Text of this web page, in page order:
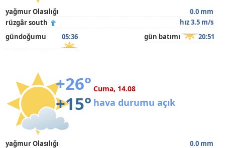
yağmur Olasılığı
0.0 mm
rüzgâr south
hız 3.5 m/s
gündoğumu
05:36 gün batımı 20:51
+26°
+15°
Cuma, 14.08
hava durumu açık
yağmur Olasılığı 0.0 mm